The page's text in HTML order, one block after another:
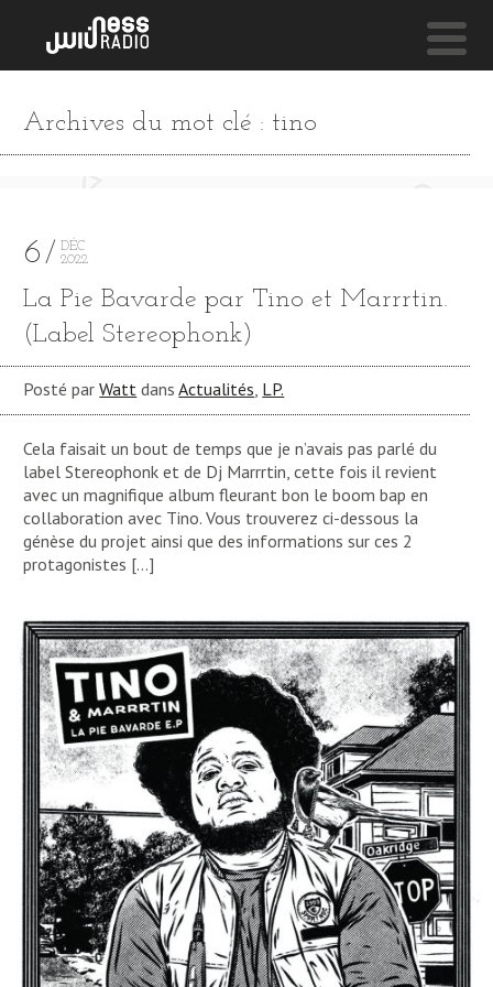
A LITTLE BIT MORE (LUKE VIBERT MIX) **** A
NESS LIVE !
Archives du mot clé : tino
6
DÉC
2022
La Pie Bavarde par Tino et Marrrtin.
(Label Stereophonk)
Posté parWatt dansActualités, LP.
Cela faisait un bout de temps que je n’avais pas parlé du
label Stereophonk et de Dj Marrrtin, cette fois il revient
avec un magnifique album fleurant bon le boom bap en
collaboration avec Tino. Vous trouverez ci-dessous la
génèse du projet ainsi que des informations sur ces 2
protagonistes […]